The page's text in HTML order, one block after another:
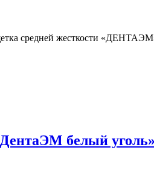
средней жесткости
белый уголь»